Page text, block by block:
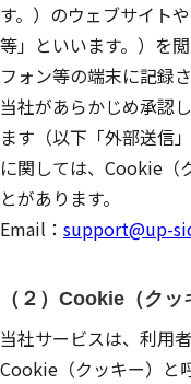
す。）のウェブサイト
等」といいます。）を
フォン等の端末に記録
当社があらかじめ承認
ます（以下「外部送信
に関しては、Cookie（
とがあります。
Email： support@up-
（２）Cookie（ク
当社サービスは、利用
Cookie（クッキー）と